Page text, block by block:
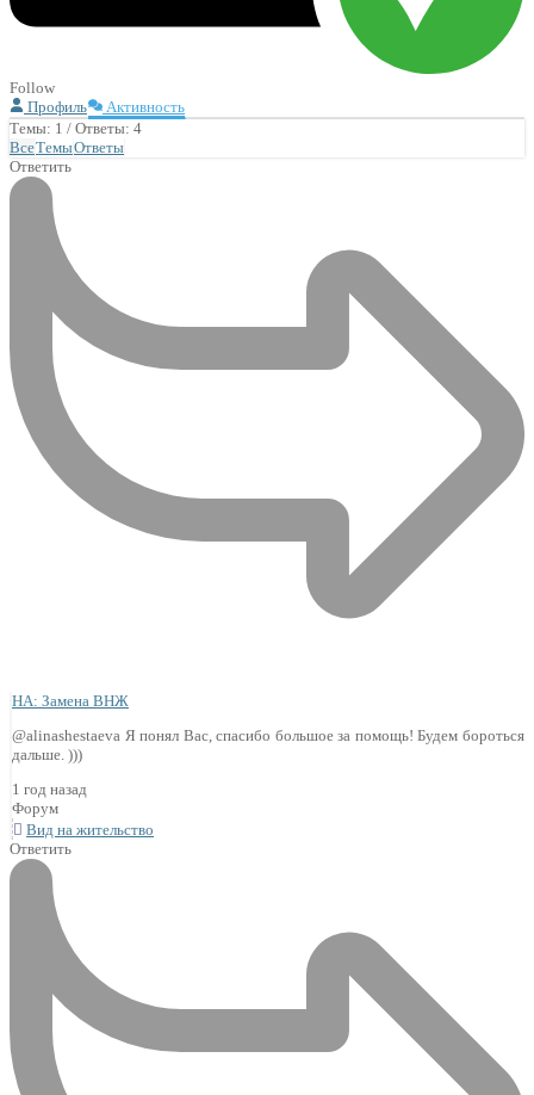
Follow
Профиль
Активность
Темы: 1 / Ответы: 4
ВсеТемыОтветы
Ответить
НА: Замена ВНЖ
@alinashestaeva Я понял Вас, спасибо большое за помощь! Будем бороться
дальше. )))
1 год назад
Форум
Вид на жительство
Ответить